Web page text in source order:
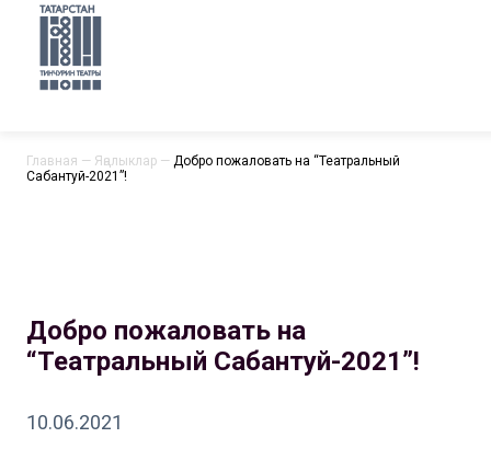
Главная — Яңалыклар — Добро пожаловать на “Театральный
Сабантуй-2021”!
Добро пожаловать на
“Театральный Сабантуй-2021”!
10.06.2021